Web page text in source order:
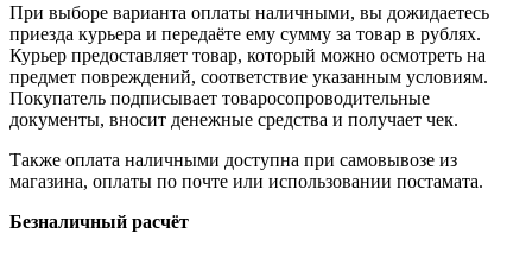
При выборе варианта оплаты наличными, вы дожидаетесь
приезда курьера и передаёте ему сумму за товар в рублях.
Курьер предоставляет товар, который можно осмотреть на
предмет повреждений, соответствие указанным условиям.
Покупатель подписывает товаросопроводительные
документы, вносит денежные средства и получает чек.
Также оплата наличными доступна при самовывозе из
магазина, оплаты по почте или использовании постамата.
Безналичный расчёт